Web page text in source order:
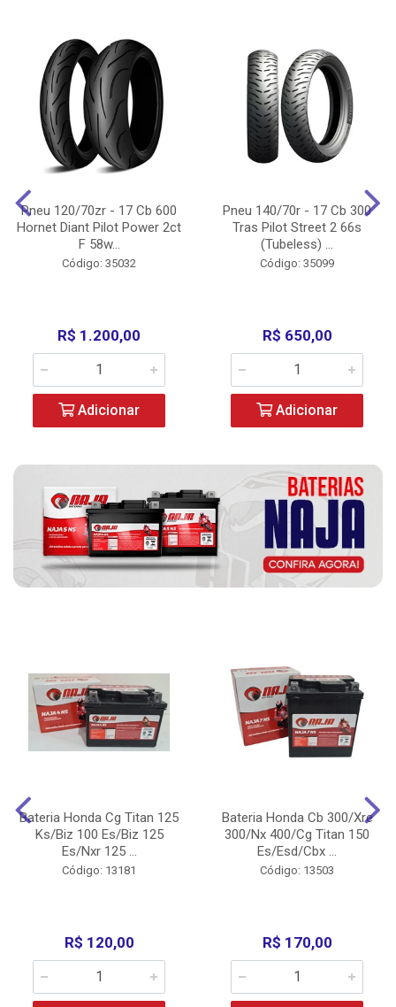
Pneu 120/70zr - 17 Cb 600
Hornet Diant Pilot Power 2ct
F 58w...
Código: 35032
R$ 1.200,00
Adicionar
Pneu 140/70r - 17 Cb 300
Tras Pilot Street 2 66s
(Tubeless) ...
Código: 35099
R$ 650,00
Adicionar
Bateria Honda Cg Titan 125
Ks/Biz 100 Es/Biz 125
Es/Nxr 125 ...
Código: 13181
R$ 120,00
Bateria Honda Cb 300/Xre
300/Nx 400/Cg Titan 150
Es/Esd/Cbx ...
Código: 13503
R$ 170,00